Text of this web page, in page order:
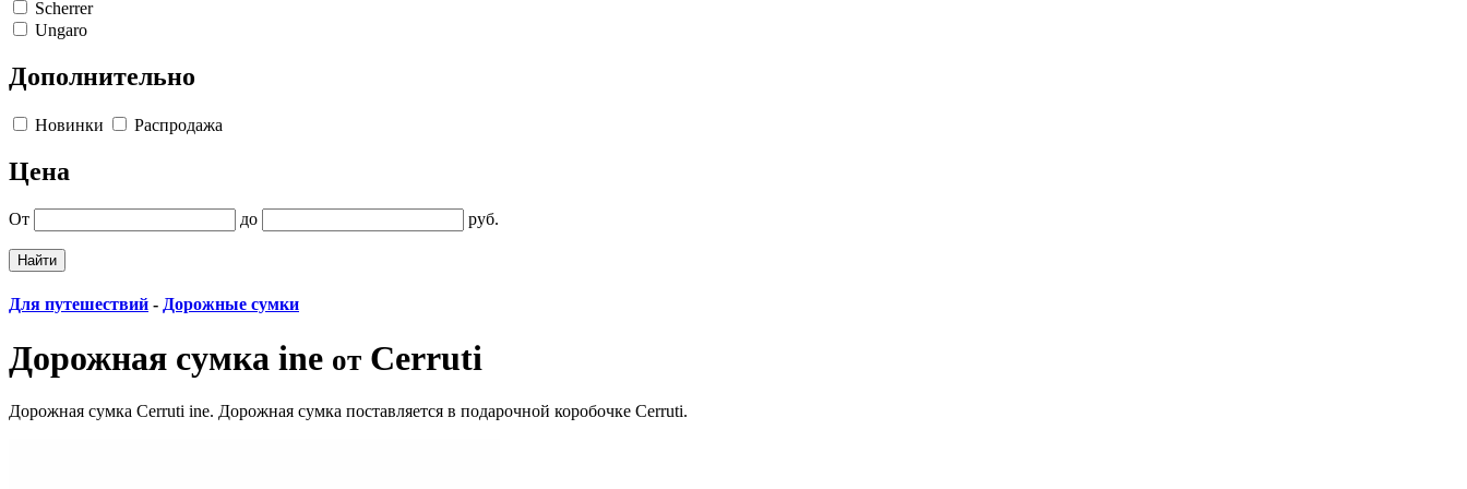
Scherrer
Ungaro
Дополнительно
Новинки Распродажа
Цена
От до руб.
Для путешествий - Дорожные сумки
Дорожная сумка ine от Cerruti
Дорожная сумка Cerruti ine. Дорожная сумка поставляется в подарочной коробочке Cerruti.